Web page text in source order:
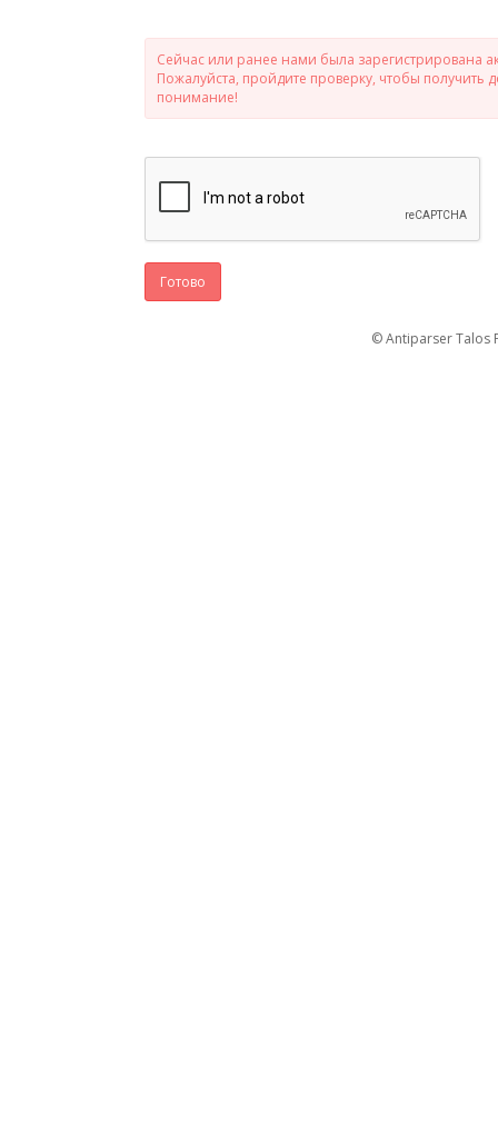
Сейчас или ранее нами была зарегистрирована
Пожалуйста, пройдите проверку, чтобы
понимание!
Готово
© Antiparser Talos